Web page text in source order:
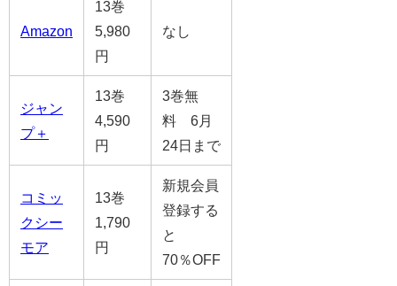
Amazon
13巻
5,980
円
なし
ジャン
プ＋
13巻
4,590
円
3巻無
料 6月
24日まで
コミッ
クシー
モア
13巻
1,790
円
新規会員
登録する
と
70％OFF